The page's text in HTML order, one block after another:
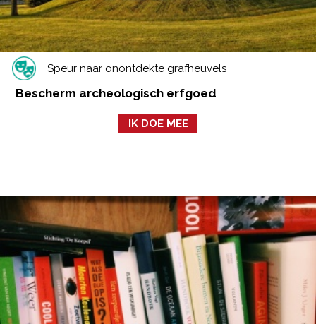
Speur naar onontdekte grafheuvels
Bescherm archeologisch erfgoed
IK DOE MEE